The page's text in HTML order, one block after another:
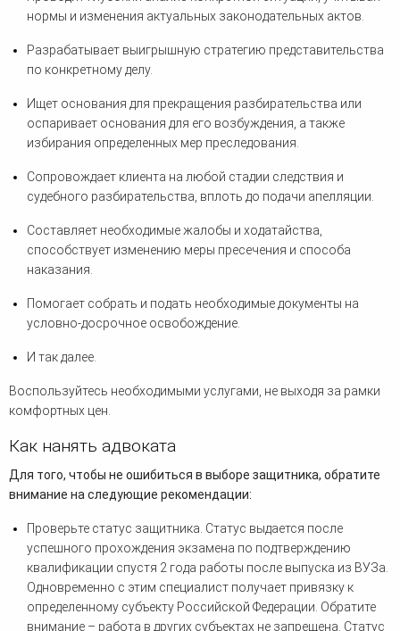
нормы и изменения актуальных законодательных актов.
Разрабатывает выигрышную стратегию представительства
по конкретному делу.
Ищет основания для прекращения разбирательства или
оспаривает основания для его возбуждения, а также
избирания определенных мер преследования.
Сопровождает клиента на любой стадии следствия и
судебного разбирательства, вплоть до подачи апелляции.
Составляет необходимые жалобы и ходатайства,
способствует изменению меры пресечения и способа
наказания.
Помогает собрать и подать необходимые документы на
условно-досрочное освобождение.
И так далее.
Воспользуйтесь необходимыми услугами, не выходя за рамки
комфортных цен.
Как нанять адвоката
Для того, чтобы не ошибиться в выборе защитника, обратите
внимание на следующие рекомендации:
Проверьте статус защитника. Статус выдается после
успешного прохождения экзамена по подтверждению
квалификации спустя 2 года работы после выпуска из ВУЗа.
Одновременно с этим специалист получает привязку к
определенному субъекту Российской Федерации. Обратите
внимание – работа в других субъектах не запрещена. Статус